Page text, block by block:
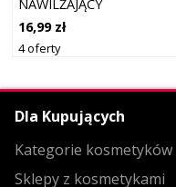
NAWILŻAJĄCY
PRZECIWZMARSZCZKOWY
40+ 50 ML
16,99 zł
4 oferty
Dla Kupujących
Kategorie kosmetyków
Sklepy z kosmetykami